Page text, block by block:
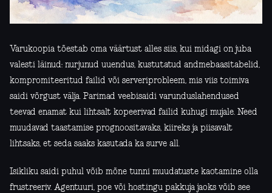
Varukoopia tõestab oma väärtust alles siis, kui midagi on juba
valesti läinud: nurjunud uuendus, kustutatud andmebaasitabelid,
kompromiteeritud failid või serveriprobleem, mis viis toimiva
saidi võrgust välja. Parimad veebisaidi varunduslahendused
teevad enamat kui lihtsalt kopeerivad failid kuhugi mujale. Need
muudavad taastamise prognoositavaks, kiireks ja piisavalt
lihtsaks, et seda saaks kasutada ka surve all.
Isikliku saidi puhul võib mõne tunni muudatuste kaotamine olla
frustreeriv. Agentuuri, poe või hostingu pakkuja jaoks võib see